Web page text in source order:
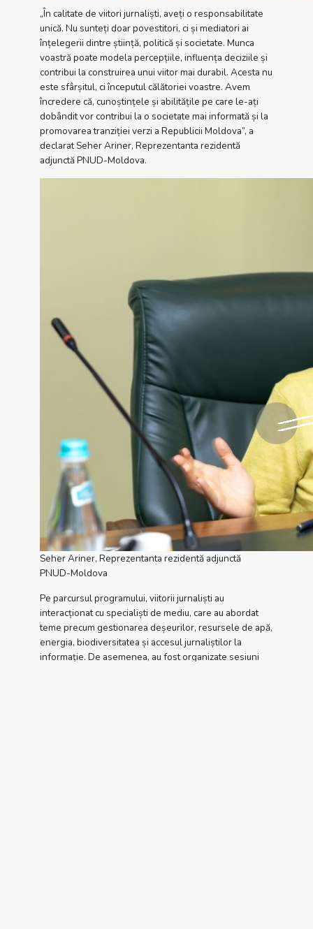
„În calitate de viitori jurnaliști, aveți o responsabilitate
unică. Nu sunteți doar povestitori, ci și mediatori ai
înțelegerii dintre știință, politică și societate. Munca
voastră poate modela percepțiile, influența deciziile și
contribui la construirea unui viitor mai durabil. Acesta nu
este sfârșitul, ci începutul călătoriei voastre. Avem
încredere că, cunoștințele și abilitățile pe care le-ați
dobândit vor contribui la o societate mai informată și la
promovarea tranziției verzi a Republicii Moldova”, a
declarat Seher Ariner, Reprezentanta rezidentă
adjunctă PNUD-Moldova.
Seher Ariner, Reprezentanta rezidentă adjunctă
PNUD-Moldova
Pe parcursul programului, viitorii jurnaliști au
interacționat cu specialiști de mediu, care au abordat
teme precum gestionarea deșeurilor, resursele de apă,
energia, biodiversitatea și accesul jurnaliștilor la
informație. De asemenea, au fost organizate sesiuni